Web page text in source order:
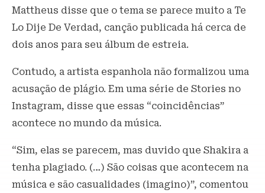
Mattheus disse que o tema se parece muito a Te
Lo Dije De Verdad, canção publicada há cerca de
dois anos para seu álbum de estreia.
Contudo, a artista espanhola não formalizou uma
acusação de plágio. Em uma série de Stories no
Instagram, disse que essas “coincidências”
acontece no mundo da música.
“Sim, elas se parecem, mas duvido que Shakira a
tenha plagiado. (…) São coisas que acontecem na
música e são casualidades (imagino)”, comentou